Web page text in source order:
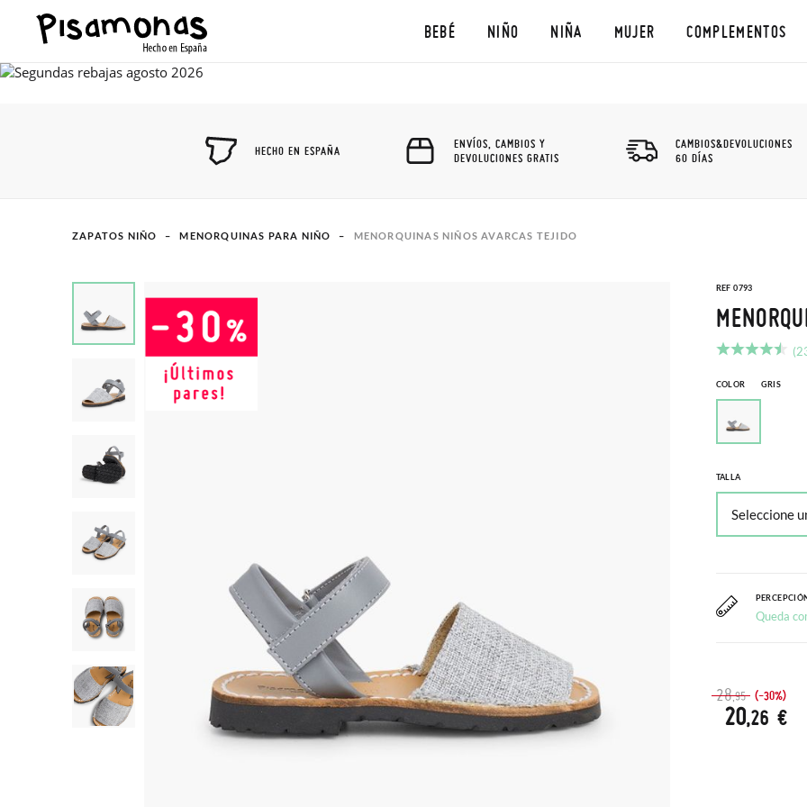
BEBÉ NIÑO NIÑA MUJER COMPLEMENTOS
HECHO EN ESPAÑA
ENVÍOS, CAMBIOS Y
DEVOLUCIONES GRATIS
CAMBIOS&DEVOLUCIONES
60 DÍAS
ZAPATOS NIÑO MENORQUINAS PARA NIÑO MENORQUINAS NIÑOS AVARCAS TEJIDO
REF 0793
COLOR GRIS
TALLA
Queda
28,95 (-30%)
20,26 €